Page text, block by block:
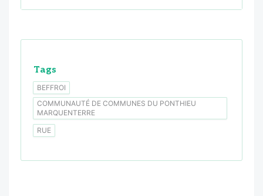
Tags
BEFFROI
COMMUNAUTÉ DE COMMUNES DU PONTHIEU
MARQUENTERRE
RUE